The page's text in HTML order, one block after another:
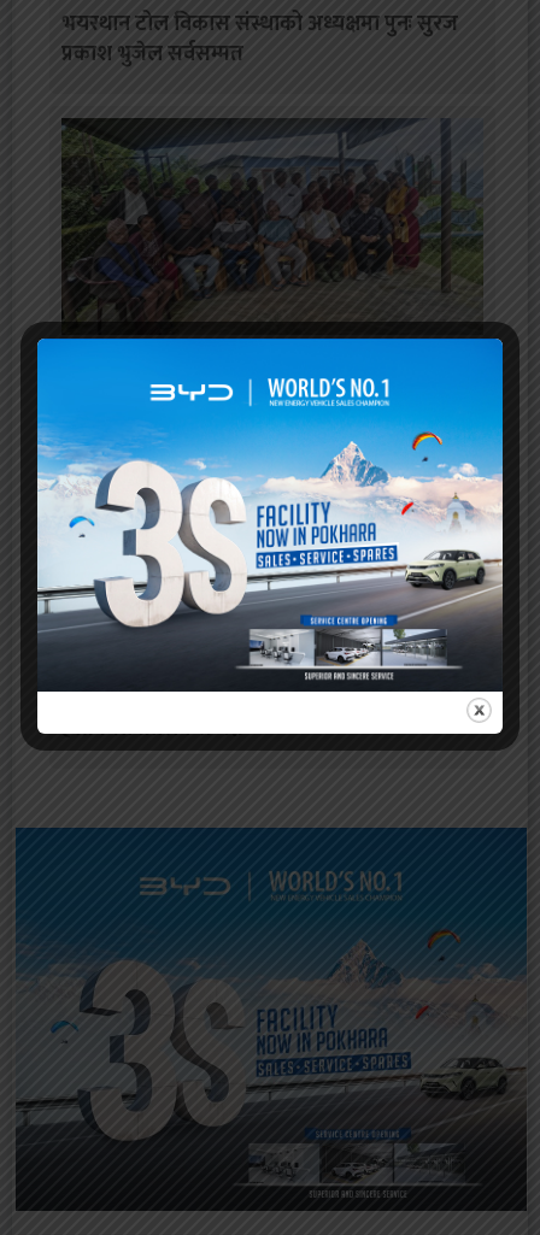
भयरथान टोल विकास संस्थाको अध्यक्षमा पुनः सुरज
प्रकाश भुजेल सर्वसम्मत
लायन्स क्लब अफ पोखरा बाराही टाउनद्वारा तीनदिने
हस्तकला तालिम सम्पन्न